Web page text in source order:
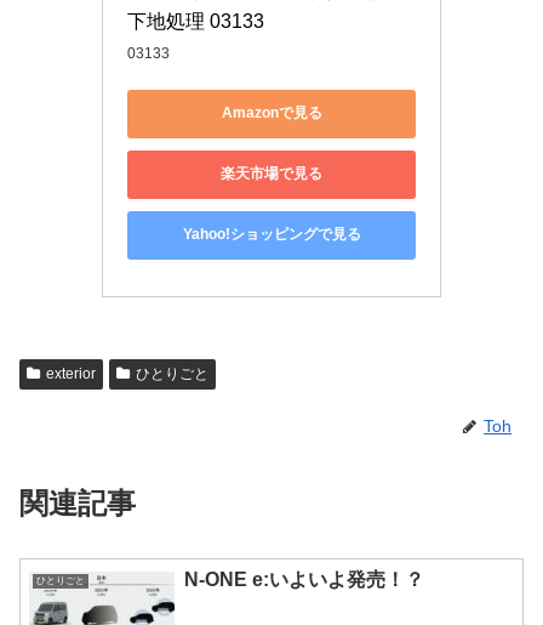
下地処理 03133
03133
Amazonで見る
楽天市場で見る
Yahoo!ショッピングで見る
exterior ひとりごと
Toh
関連記事
ひとりごと N-ONE e:いよいよ発売！？